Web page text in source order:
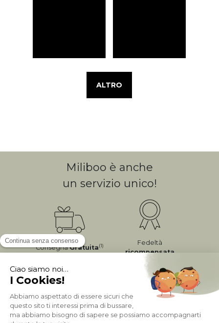
ALTRO
Miliboo è anche
un servizio unico!
ConsegnaGratuita(1)
Fedeltà
ricompensata
Pagamento sicuro